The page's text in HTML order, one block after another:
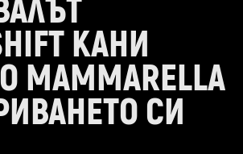
КАНИ
MAMMARELLA
СИ